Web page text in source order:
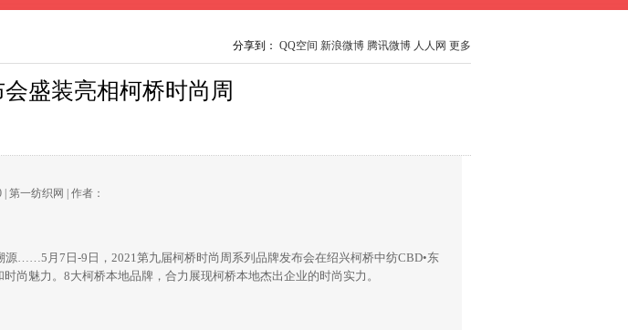
分享到： QQ空间 新浪微博 腾讯微博 人人网 更多
盛装亮相柯桥时尚周
| 第一纺织网 | 作者：
月7日-9日，2021第九届柯桥时尚周系列品牌发布会在绍兴柯桥中纺CBD•东
尚魅力。8大柯桥本地品牌，合力展现柯桥本地杰出企业的时尚实力。